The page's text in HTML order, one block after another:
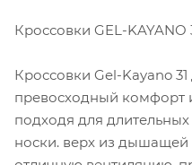
Кроссовки GEL-KAYANO
Кроссовки Gel-Kayano
превосходный комфорт
подходя для
носки. верх из дышащей